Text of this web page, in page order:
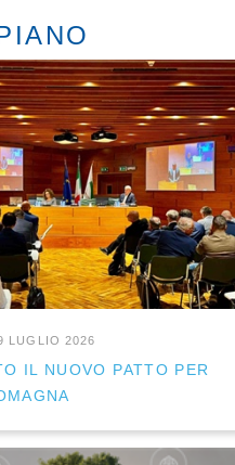
LUGLIO 2026
IL NUOVO PATTO PER